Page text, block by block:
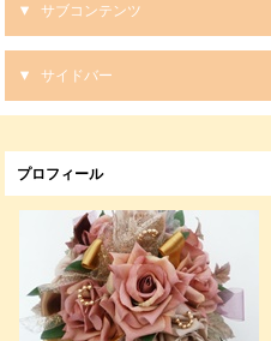
サブコンテンツ
サイドバー
プロフィール